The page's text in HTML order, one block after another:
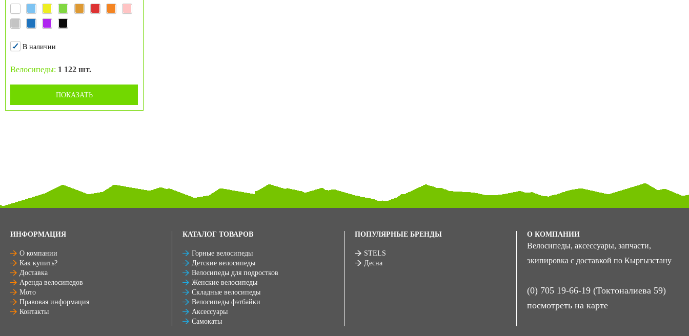
В наличии
Велосипеды: 1 122 шт.
ПОКАЗАТЬ
ИНФОРМАЦИЯ
О компании
Как купить?
Доставка
Аренда велосипедов
Мото
Правовая информация
Контакты
КАТАЛОГ ТОВАРОВ
Горные велосипеды
Детские велосипеды
Велосипеды для подростков
Женские велосипеды
Складные велосипеды
Велосипеды фэтбайки
Аксессуары
Самокаты
ПОПУЛЯРНЫЕ БРЕНДЫ
STELS
Десна
О КОМПАНИИ
Велосипеды, аксессуары, запчасти,
экипировка с доставкой по Кыргызстану
(0) 705 19-66-19 (Токтоналиева 59)
посмотреть на карте